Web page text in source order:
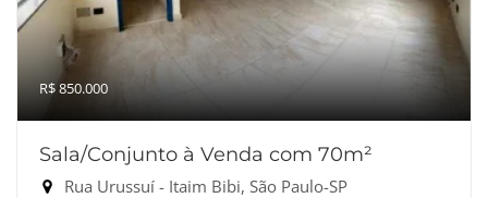
R$ 850.000
Sala/Conjunto à Venda com 70m²
Rua Urussuí - Itaim Bibi, São Paulo-SP